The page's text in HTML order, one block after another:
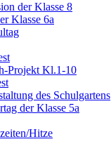
der Klasse 8
Klasse 6a
Projekt Kl.1-10
des Schulgartens
der Klasse 5a
Hitze